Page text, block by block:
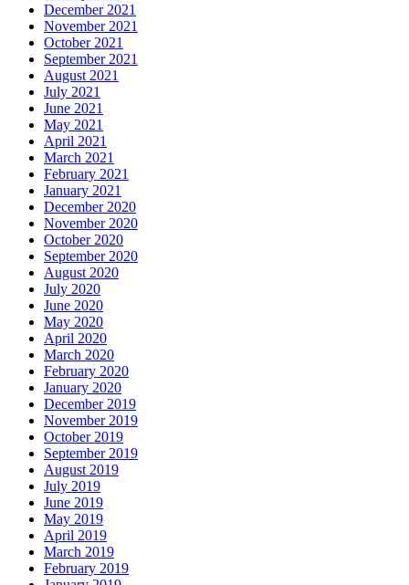
December 2021
November 2021
October 2021
September 2021
August 2021
July 2021
June 2021
May 2021
April 2021
March 2021
February 2021
January 2021
December 2020
November 2020
October 2020
September 2020
August 2020
July 2020
June 2020
May 2020
April 2020
March 2020
February 2020
January 2020
December 2019
November 2019
October 2019
September 2019
August 2019
July 2019
June 2019
May 2019
April 2019
March 2019
February 2019